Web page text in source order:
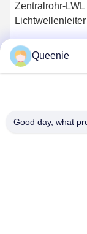
Zentralrohr-
Erhalten Sie
Queenie
Good day, what